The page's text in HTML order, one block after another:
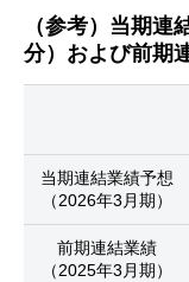
（参考）当期連
分）および前期
当期連結業績予想
（2026年3月期）
前期連結業績
（2025年3月期）